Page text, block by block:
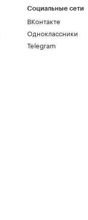
Социальные сети
ВКонтакте
Одноклассники
Telegram